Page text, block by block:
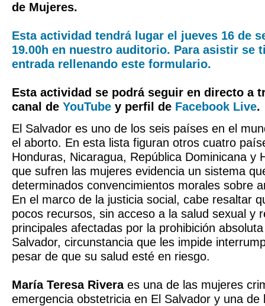
de Mujeres.
Esta actividad tendrá lugar el jueves 16 de
19.00h en nuestro auditorio. Para asistir se
entrada rellenando este formulario.
Esta actividad se podrá seguir en directo a
canal de YouTube y perfil de Facebook Live.
El Salvador es uno de los seis países en el
el aborto. En esta lista figuran otros cuatro
Honduras, Nicaragua, República Dominicana y
que sufren las mujeres evidencia un sistema
determinados convencimientos morales sobre
En el marco de la justicia social, cabe resaltar
pocos recursos, sin acceso a la salud sexual y
principales afectadas por la prohibición
Salvador, circunstancia que les impide
pesar de que su salud esté en riesgo.
María Teresa Riveraes una de las mujeres
emergencia obstetricia en El Salvador y una de